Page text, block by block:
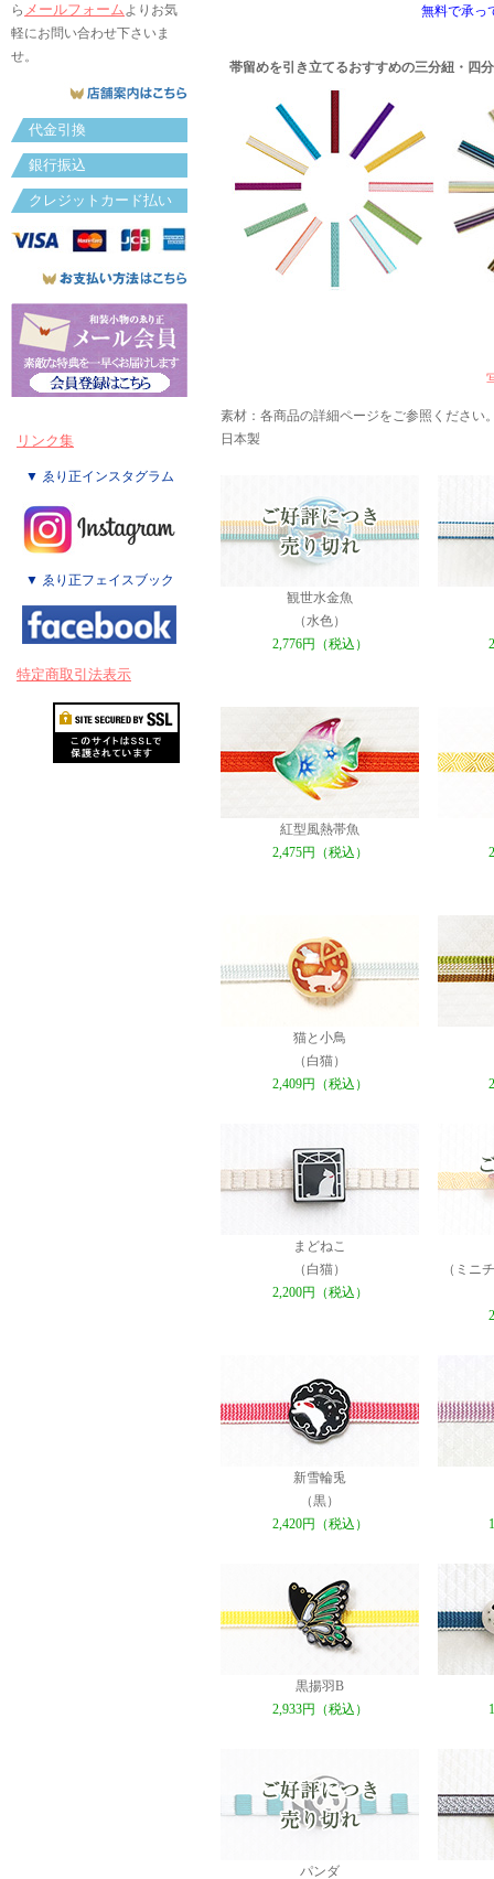
ら メールフォームよりお気
軽にお問い合わせ下さいま
せ。
代金引換
銀行振込
クレジットカード払い
リンク集
▼ ゑり正インスタグラム
▼ ゑり正フェイスブック
特定商取引法表示
無料で承っ
帯留めを引き立てるおすすめの三分紐・四
素材：各商品の詳細ページをご参照ください
日本製
観世水金魚
（水色）
2,776円（税込）
紅型風熱帯魚
2,475円（税込）
猫と小鳥
（白猫）
2,409円（税込）
まどねこ
（白猫）
2,200円（税込）
（ミニ
新雪輪兎
（黒）
2,420円（税込）
黒揚羽B
2,933円（税込）
パンダ